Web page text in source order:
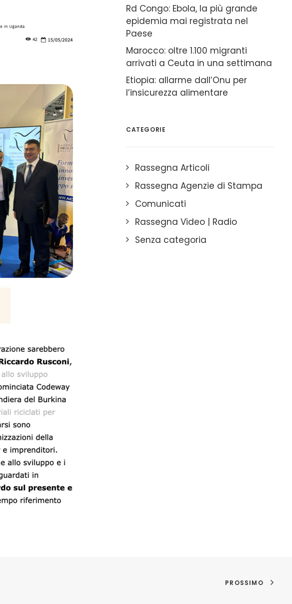
Rd Congo: Ebola, la più grande
epidemia mai registrata nel
Paese
Marocco: oltre 1.100 migranti
arrivati a Ceuta in una settimana
Etiopia: allarme dall’Onu per
l’insicurezza alimentare
CATEGORIE
Rassegna Articoli
Rassegna Agenzie di Stampa
Comunicati
Rassegna Video | Radio
Senza categoria
PROSSIMO